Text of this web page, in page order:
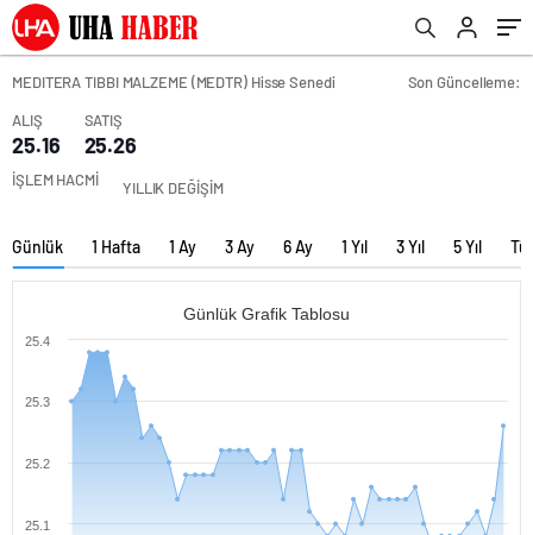
MEDITERA TIBBI MALZEME (MEDTR) Hisse Senedi
Son Güncelleme:
ALIŞ
25.16
SATIŞ
25.26
İŞLEM HACMİ YILLIK DEĞİŞİM
Günlük 1 Hafta 1 Ay 3 Ay 6 Ay 1 Yıl 3 Yıl 5 Yıl
Günlük Grafik Tablosu
25.1
25.2
25.3
25.4